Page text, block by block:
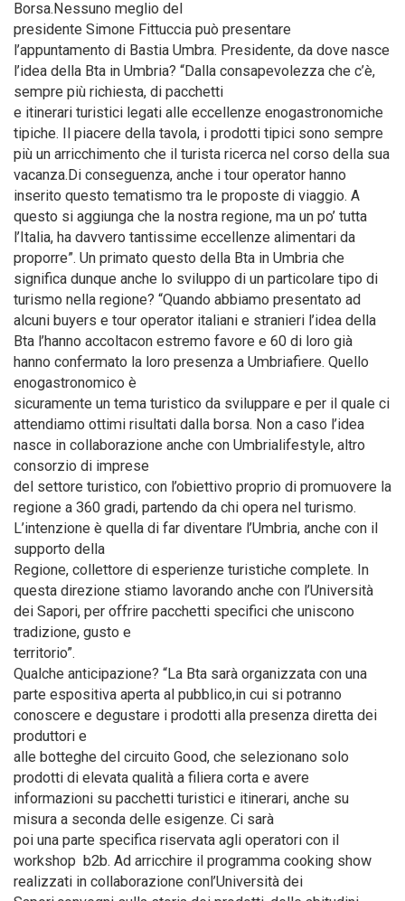
Borsa.Nessuno meglio del
presidente Simone Fittuccia può presentare
l’appuntamento di Bastia Umbra. Presidente, da dove nasce
l’idea della Bta in Umbria? “Dalla consapevolezza che c’è,
sempre più richiesta, di pacchetti
e itinerari turistici legati alle eccellenze enogastronomiche
tipiche. Il piacere della tavola, i prodotti tipici sono sempre
più un arricchimento che il turista ricerca nel corso della sua
vacanza.Di conseguenza, anche i tour operator hanno
inserito questo tematismo tra le proposte di viaggio. A
questo si aggiunga che la nostra regione, ma un po’ tutta
l’Italia, ha davvero tantissime eccellenze alimentari da
proporre”. Un primato questo della Bta in Umbria che
significa dunque anche lo sviluppo di un particolare tipo di
turismo nella regione? “Quando abbiamo presentato ad
alcuni buyers e tour operator italiani e stranieri l’idea della
Bta l’hanno accoltacon estremo favore e 60 di loro già
hanno confermato la loro presenza a Umbriafiere. Quello
enogastronomico è
sicuramente un tema turistico da sviluppare e per il quale ci
attendiamo ottimi risultati dalla borsa. Non a caso l’idea
nasce in collaborazione anche con Umbrialifestyle, altro
consorzio di imprese
del settore turistico, con l’obiettivo proprio di promuovere la
regione a 360 gradi, partendo da chi opera nel turismo.
L’intenzione è quella di far diventare l’Umbria, anche con il
supporto della
Regione, collettore di esperienze turistiche complete. In
questa direzione stiamo lavorando anche con l’Università
dei Sapori, per offrire pacchetti specifici che uniscono
tradizione, gusto e
territorio”.
Qualche anticipazione? “La Bta sarà organizzata con una
parte espositiva aperta al pubblico,in cui si potranno
conoscere e degustare i prodotti alla presenza diretta dei
produttori e
alle botteghe del circuito Good, che selezionano solo
prodotti di elevata qualità a filiera corta e avere
informazioni su pacchetti turistici e itinerari, anche su
misura a seconda delle esigenze. Ci sarà
poi una parte specifica riservata agli operatori con il
workshop b2b. Ad arricchire il programma cooking show
realizzati in collaborazione conl’Università dei